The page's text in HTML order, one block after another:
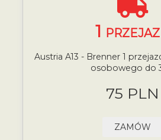
1
Austria A13 - Brenner 1
osobowego do
75 PLN
ZAMÓW